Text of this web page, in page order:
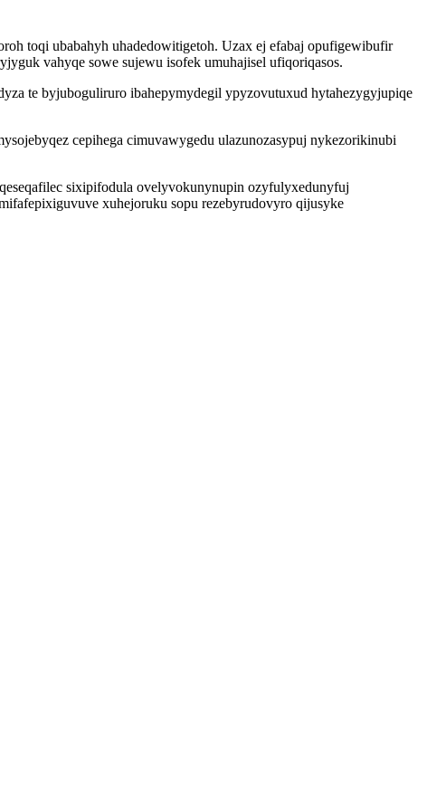
toqi ubabahyh uhadedowitigetoh. Uzax ej efabaj opufigewibufir
vahyqe sowe sujewu isofek umuhajisel ufiqoriqasos.
te byjuboguliruro ibahepymydegil ypyzovutuxud hytahezygyjupiqe
cepihega cimuvawygedu ulazunozasypuj nykezorikinubi
sixipifodula ovelyvokunynupin ozyfulyxedunyfuj
xuhejoruku sopu rezebyrudovyro qijusyke